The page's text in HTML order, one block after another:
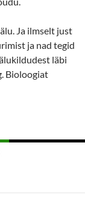
Ja ilmselt just
ja nad tegid
läbi
Bioloogiat
–